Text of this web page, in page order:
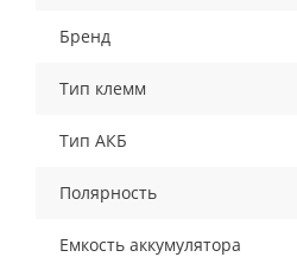
Бренд
Тип клемм
Тип АКБ
Полярность
Емкость аккумулятора